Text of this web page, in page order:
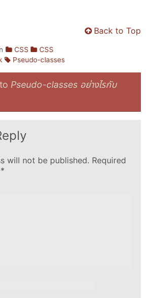
Back to Top
CSS
CSS
Pseudo-classes
Pseudo-classes อย่างไรกับ
will not be published. Required
*